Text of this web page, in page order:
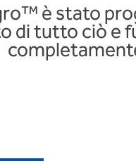
è stato
di tutto ciò e